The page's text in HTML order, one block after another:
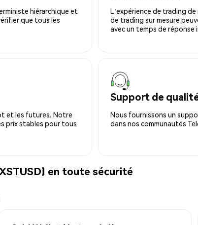
hiérarchique et
que tous les
L'expérience de trading
de trading sur mesure
avec un temps de
et les futures. Notre
prix stables pour tous
Support de
Nous fournissons un
dans nos communautés
en toute sécurité